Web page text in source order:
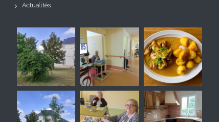
Actualités